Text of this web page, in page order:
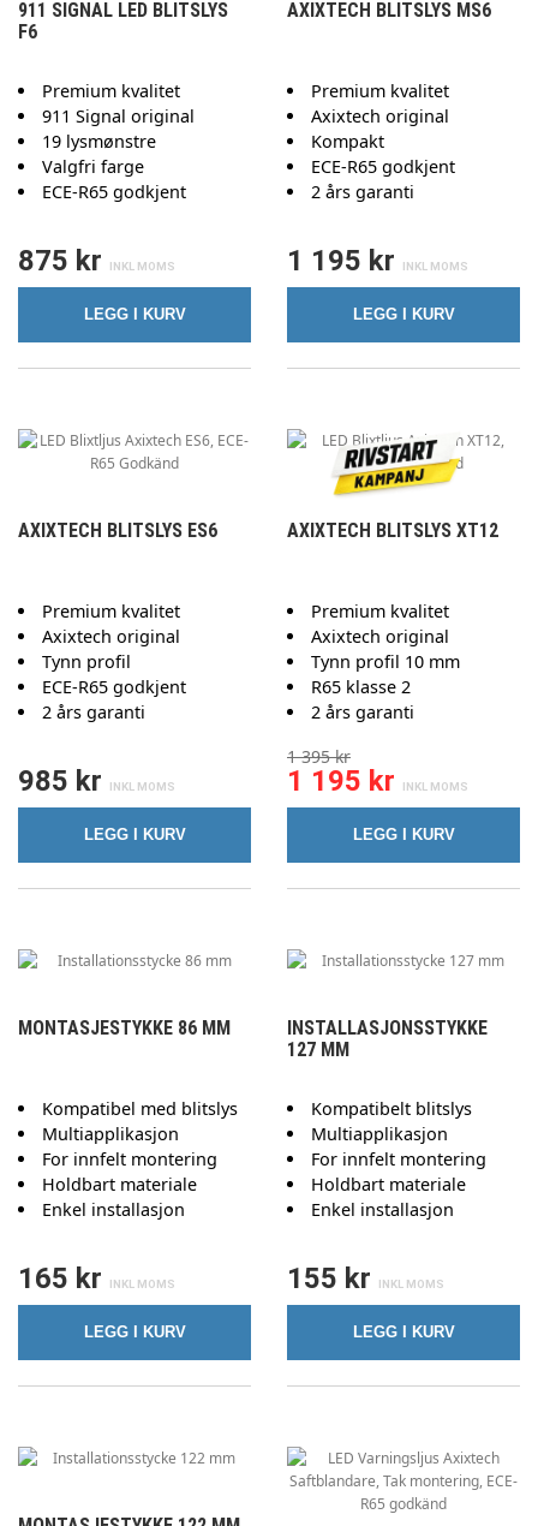
911 SIGNAL LED BLITSLYS
F6
Premium kvalitet
911 Signal original
19 lysmønstre
Valgfri farge
ECE-R65 godkjent
875 kr
LEGG I KURV
AXIXTECH BLITSLYS MS6
Premium kvalitet
Axixtech original
Kompakt
ECE-R65 godkjent
2 års garanti
1 195 kr
LEGG I KURV
AXIXTECH BLITSLYS ES6
Premium kvalitet
Axixtech original
Tynn profil
ECE-R65 godkjent
2 års garanti
985 kr
LEGG I KURV
AXIXTECH BLITSLYS XT12
Premium kvalitet
Axixtech original
Tynn profil 10 mm
R65 klasse 2
2 års garanti
1 395 kr
1 195 kr
LEGG I KURV
MONTASJESTYKKE 86 MM
Kompatibel med blitslys
Multiapplikasjon
For innfelt montering
Holdbart materiale
Enkel installasjon
165 kr
LEGG I KURV
INSTALLASJONSSTYKKE
127 MM
Kompatibelt blitslys
Multiapplikasjon
For innfelt montering
Holdbart materiale
Enkel installasjon
155 kr
LEGG I KURV